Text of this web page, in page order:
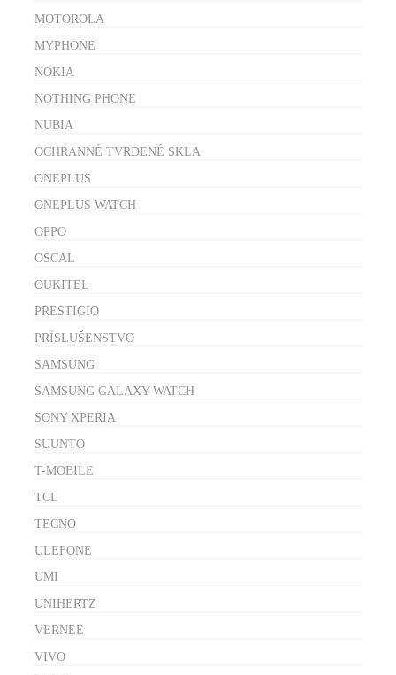
MOTOROLA
MYPHONE
NOKIA
NOTHING PHONE
NUBIA
OCHRANNÉ TVRDENÉ SKLA
ONEPLUS
ONEPLUS WATCH
OPPO
OSCAL
OUKITEL
PRESTIGIO
PRÍSLUŠENSTVO
SAMSUNG
SAMSUNG GALAXY WATCH
SONY XPERIA
SUUNTO
T-MOBILE
TCL
TECNO
ULEFONE
UMI
UNIHERTZ
VERNEE
VIVO